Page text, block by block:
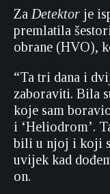
Za Detektor je
premlatila
obrane (HVO),
“Ta tri dana i
zaboraviti. Bila
koje sam
i ‘Heliodrom’.
bili u njoj i koji
uvijek kad
on.